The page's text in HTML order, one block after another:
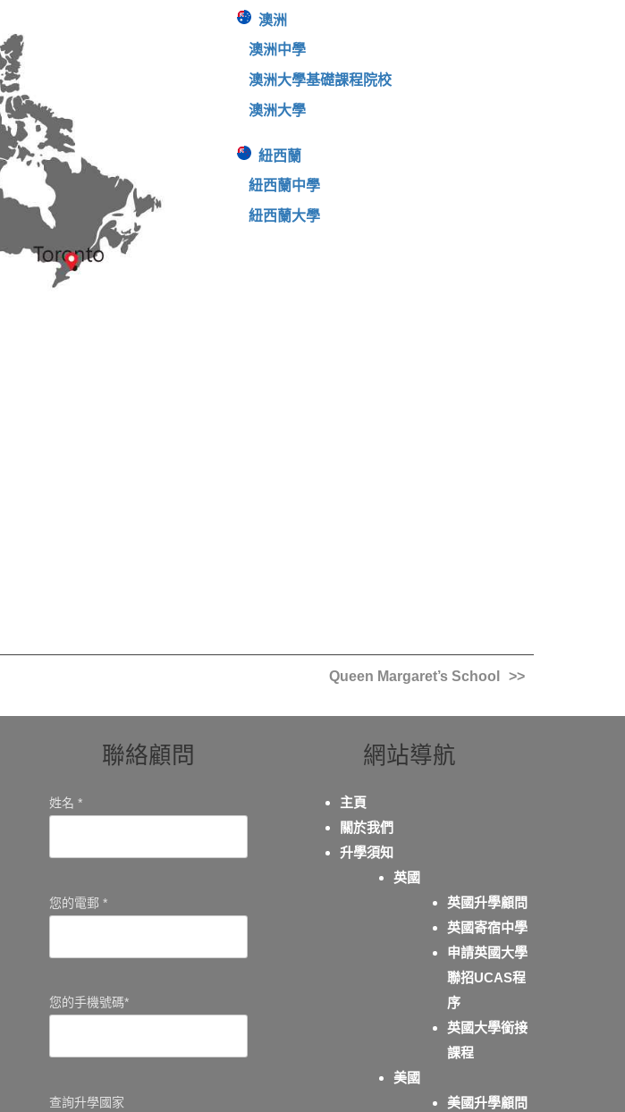
澳洲
澳洲中學
澳洲大學基礎課程院校
澳洲大學
紐西蘭
紐西蘭中學
紐西蘭大學
Queen Margaret’s School
聯絡顧問
姓名 *
您的電郵 *
您的手機號碼*
查詢升學國家
網站導航
主頁
關於我們
升學須知
英國
英國升學顧問
英國寄宿中學
申請英國大學
聯招UCAS程
序
英國大學銜接
課程
美國
美國升學顧問